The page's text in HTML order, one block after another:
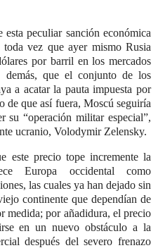
peculiar sanción económica
vez que ayer mismo Rusia
por barril en los mercados
demás, que el conjunto de los
a acatar la pauta impuesta por
de que así fuera, Moscú seguiría
su operación militar especial ,
ucranio, Volodymir Zelensky.
este precio tope incremente la
Europa occidental como
las cuales ya han dejado sin
continente que dependían de
medida; por añadidura, el precio
en un nuevo obstáculo a la
después del severo frenazo